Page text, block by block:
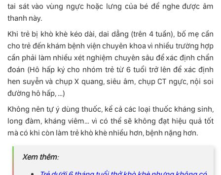
tai sát vào vùng ngực hoặc lưng của bé để nghe được âm
thanh này.
Khi trẻ bị khò khè kéo dài, dai dẳng (trên 4 tuần), bố mẹ cần
cho trẻ đến khám bệnh viện chuyên khoa vì nhiều trường hợp
cần phải làm nhiều xét nghiệm chuyên sâu để xác định chẩn
đoán (Hô hấp ký cho nhóm trẻ từ 6 tuổi trở lên để xác định
hen suyễn và chụp X quang, siêu âm, chụp CT ngực, nội soi
đường hô hấp, …)
Không nên tự ý dùng thuốc, kể cả các loại thuốc kháng sinh,
long đàm, kháng viêm… vì có thể sẽ không đạt hiệu quả tốt
mà có khi còn làm trẻ khò khè nhiều hơn, bệnh nặng hơn.
Xem thêm: